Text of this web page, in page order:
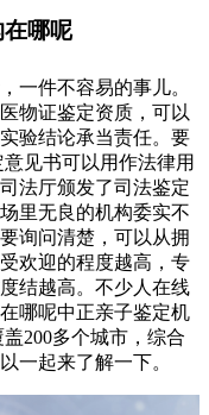
哪呢
一件不容易的事儿。
物证鉴定资质，可以
验结论承当责任。要
见书可以用作法律用
法厅颁发了司法鉴定
里无良的机构委实不
询问清楚，可以从拥
欢迎的程度越高，专
结越高。不少人在线
哪呢中正亲子鉴定机
200多个城市，综合
一起来了解一下。